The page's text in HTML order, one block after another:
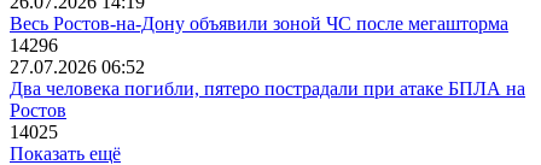
Весь Ростов-на-Дону объявили зоной ЧС после мегашторма
14296
27.07.2026 06:52
Два человека погибли, пятеро пострадали при атаке БПЛА на
Ростов
14025
Показать ещё